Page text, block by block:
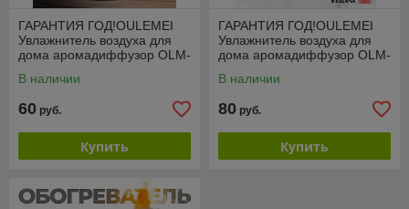
ГАРАНТИЯ ГОД!OULEMEI
Увлажнитель воздуха для
дома аромадиффузор OLM-
В наличии
60 руб.
Купить
ГАРАНТИЯ ГОД!OULEMEI
Увлажнитель воздуха для
дома аромадиффузор OLM-
В наличии
80 руб.
Купить